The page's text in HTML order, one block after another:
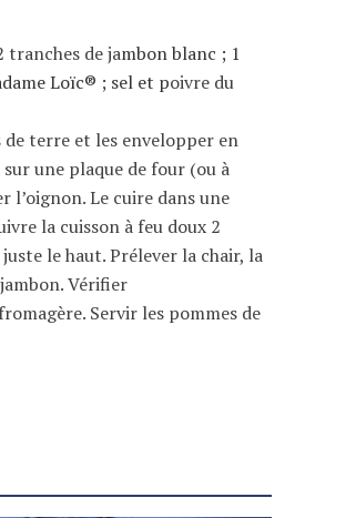
tranches de jambon blanc ; 1
Loïc® ; sel et poivre du
de terre et les envelopper en
une plaque de four (ou à
l’oignon. Le cuire dans une
la cuisson à feu doux 2
le haut. Prélever la chair, la
Vérifier
Servir les pommes de